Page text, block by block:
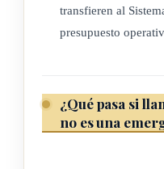
ARTÍCULO 3
transfieren al
presupuesto
¿Qué pasa si
no es una